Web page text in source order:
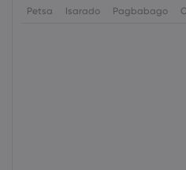
Petsa Isarado Pagbabago